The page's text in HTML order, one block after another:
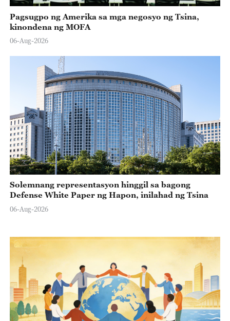
Pagsugpo ng Amerika sa mga negosyo ng Tsina,
kinondena ng MOFA
06-Aug-2026
Solemnang representasyon hinggil sa bagong
Defense White Paper ng Hapon, inilahad ng Tsina
06-Aug-2026